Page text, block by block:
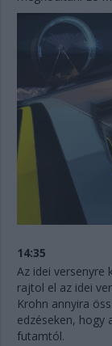
14:35
Az idei versenyre
rajtol el az idei
Krohn annyira
edzéseken, hogy
futamtól.